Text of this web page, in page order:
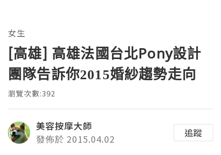
女生
[高雄] 高雄法國台北Pony設計
團隊告訴你2015婚紗趨勢走向
瀏覽次數:392
美容按摩大師
發佈於 2015.04.02
追蹤